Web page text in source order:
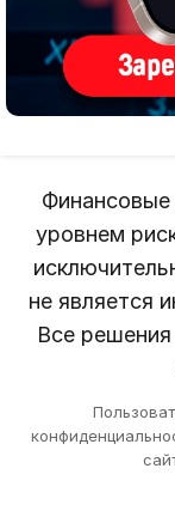
уровнем
не является
Все